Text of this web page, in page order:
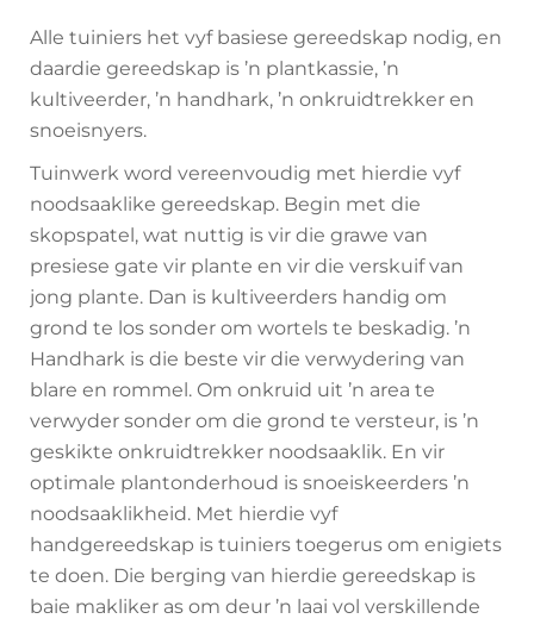
Alle tuiniers het vyf basiese gereedskap nodig, en
daardie gereedskap is ’n plantkassie, ’n
kultiveerder, ’n handhark, ’n onkruidtrekker en
snoeisnyers.
Tuinwerk word vereenvoudig met hierdie vyf
noodsaaklike gereedskap. Begin met die
skopspatel, wat nuttig is vir die grawe van
presiese gate vir plante en vir die verskuif van
jong plante. Dan is kultiveerders handig om
grond te los sonder om wortels te beskadig. ’n
Handhark is die beste vir die verwydering van
blare en rommel. Om onkruid uit ’n area te
verwyder sonder om die grond te versteur, is ’n
geskikte onkruidtrekker noodsaaklik. En vir
optimale plantonderhoud is snoeiskeerders ’n
noodsaaklikheid. Met hierdie vyf
handgereedskap is tuiniers toegerus om enigiets
te doen. Die berging van hierdie gereedskap is
baie makliker as om deur ’n laai vol verskillende